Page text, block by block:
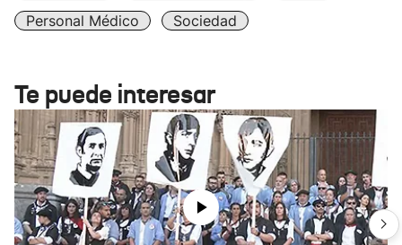
Personal Médico
Sociedad
Te puede interesar